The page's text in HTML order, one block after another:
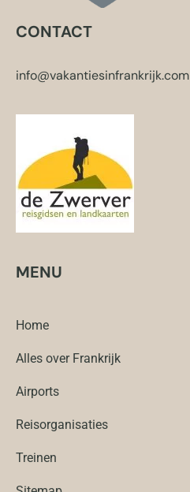
CONTACT
info@vakantiesinfrankrijk.com
MENU
Home
Alles over Frankrijk
Airports
Reisorganisaties
Treinen